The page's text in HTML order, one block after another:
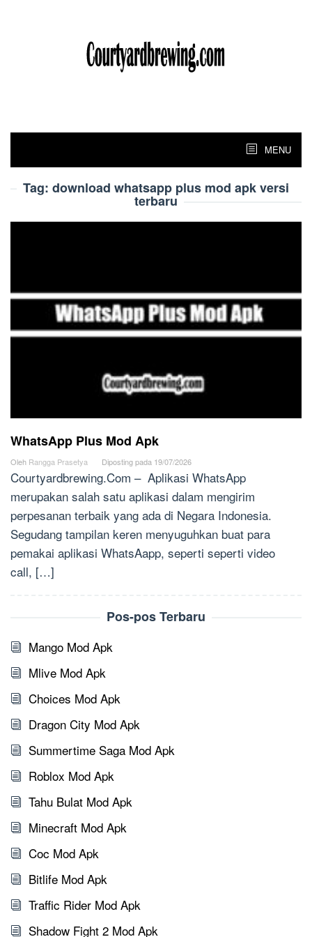
MENU
Tag: download whatsapp plus mod apk versi
terbaru
WhatsApp Plus Mod Apk
Oleh Rangga Prasetya Diposting pada 19/07/2026
Courtyardbrewing.Com – Aplikasi WhatsApp
merupakan salah satu aplikasi dalam mengirim
perpesanan terbaik yang ada di Negara Indonesia.
Segudang tampilan keren menyuguhkan buat para
pemakai aplikasi WhatsAapp, seperti seperti video
call, […]
Pos-pos Terbaru
Mango Mod Apk
Mlive Mod Apk
Choices Mod Apk
Dragon City Mod Apk
Summertime Saga Mod Apk
Roblox Mod Apk
Tahu Bulat Mod Apk
Minecraft Mod Apk
Coc Mod Apk
Bitlife Mod Apk
Traffic Rider Mod Apk
Shadow Fight 2 Mod Apk